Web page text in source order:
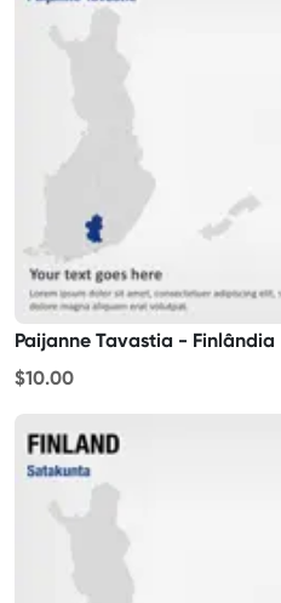
Paijanne Tavastia - Finlândia
$10.00